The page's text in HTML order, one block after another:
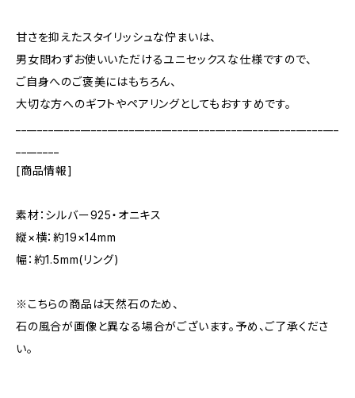
甘さを抑えたスタイリッシュな佇まいは、
男女問わずお使いいただけるユニセックスな仕様ですので、
ご自身へのご褒美にはもちろん、
大切な方へのギフトやペアリングとしてもおすすめです。
[商品情報]
素材：シルバー925・オニキス
縦×横：約19×14mm
幅：約1.5mm(リング)
※こちらの商品は天然石のため、
石の風合が画像と異なる場合がございます。予め、ご了承くださ
い。